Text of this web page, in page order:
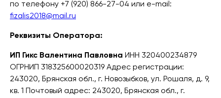
по телефону +7 (920) 866-27-04 или e-mail:
fizalis2018@mail.ru
Реквизиты Оператора:
ИП Гикс Валентина Павловна ИНН 320400234879
ОГРНИП 318325600020319 Адрес регистрации:
243020, Брянская обл., г. Новозыбков, ул. Рошаля, д. 9,
кв. 1 Почтовый адрес: 243020, Брянская обл., г.